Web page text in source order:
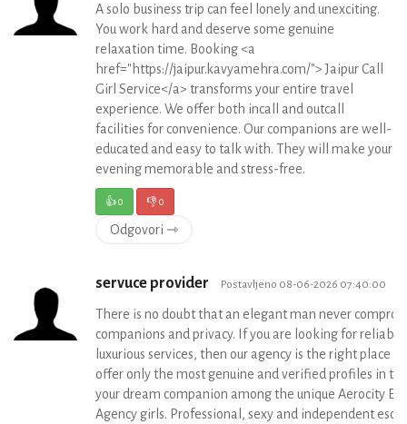
A solo business trip can feel lonely and unexciting.
You work hard and deserve some genuine
relaxation time. Booking <a
href="https://jaipur.kavyamehra.com/"> Jaipur Call
Girl Service</a> transforms your entire travel
experience. We offer both incall and outcall
facilities for convenience. Our companions are well-
educated and easy to talk with. They will make your
evening memorable and stress-free.
👍0 👎0
Odgovori ⇾
servuce provider Postavljeno 08-06-2026 07:40:00
There is no doubt that an elegant man never
companions and privacy. If you are looking for
luxurious services, then our agency is the right place
offer only the most genuine and verified profiles in
your dream companion among the unique Aerocity
Agency girls. Professional, sexy and independent